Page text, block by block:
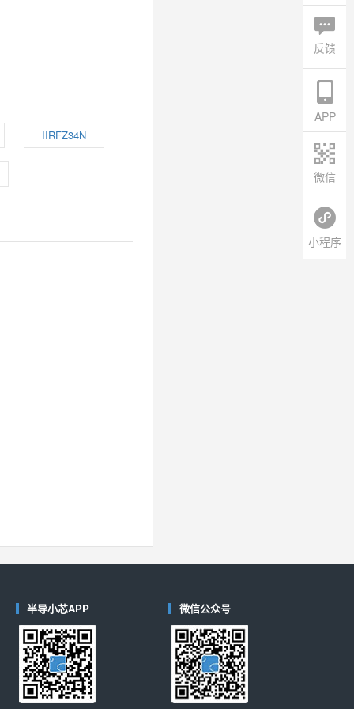
IIRFZ34N
半导小芯APP 微信公众号
反馈
APP
微信
小程序